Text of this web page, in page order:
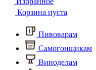
Корзина пуста
Пивоварам
Самогонщикам
Виноделам